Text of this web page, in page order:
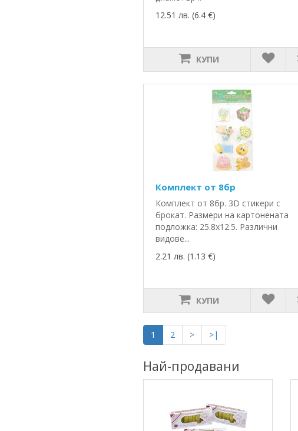
12.51 лв. (6.4 €)
КУПИ
Комплект от 8бр
Комплект от 8бр. 3D стикери с
брокат. Размери на картонената
подложка: 25.8х12.5. Различни
видове...
2.21 лв. (1.13 €)
КУПИ
1 2 > >|
Най-продавани